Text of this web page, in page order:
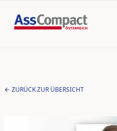
ZURÜCK ZUR ÜBERSICHT